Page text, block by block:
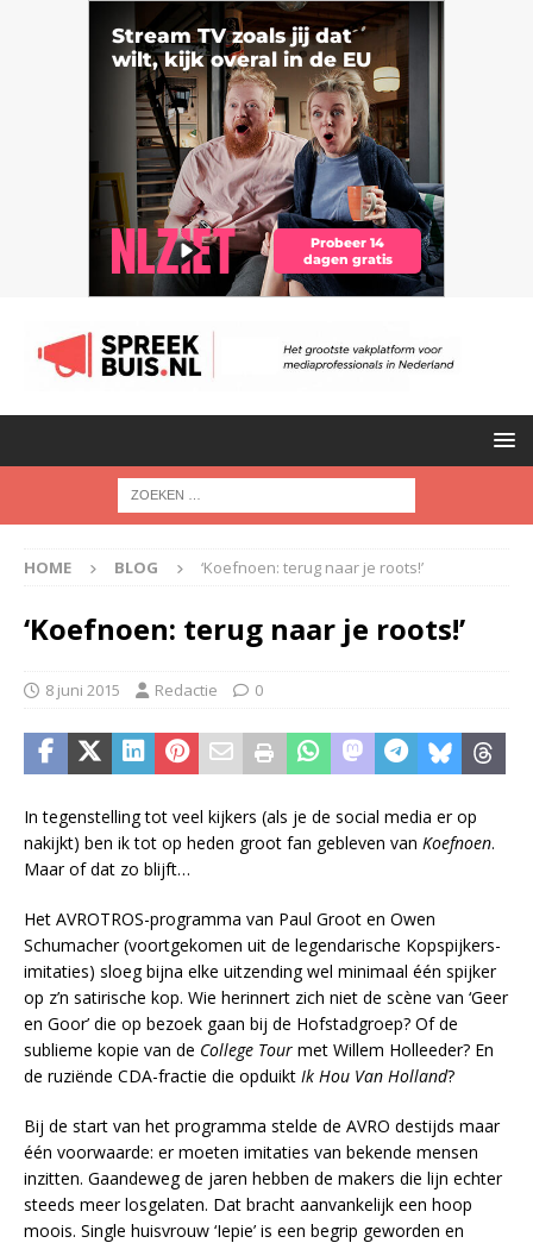
HOME BLOG ‘Koefnoen: terug naar je roots!’
‘Koefnoen: terug naar je roots!’
8 juni 2015 Redactie 0
In tegenstelling tot veel kijkers (als je de social media er op
nakijkt) ben ik tot op heden groot fan gebleven van Koefnoen.
Maar of dat zo blijft…
Het AVROTROS-programma van Paul Groot en Owen
Schumacher (voortgekomen uit de legendarische Kopspijkers-
imitaties) sloeg bijna elke uitzending wel minimaal één spijker
op z’n satirische kop. Wie herinnert zich niet de scène van ‘Geer
en Goor’ die op bezoek gaan bij de Hofstadgroep? Of de
sublieme kopie van de College Tour met Willem Holleeder? En
de ruziënde CDA-fractie die opduikt Ik Hou Van Holland?
Bij de start van het programma stelde de AVRO destijds maar
één voorwaarde: er moeten imitaties van bekende mensen
inzitten. Gaandeweg de jaren hebben de makers die lijn echter
steeds meer losgelaten. Dat bracht aanvankelijk een hoop
moois. Single huisvrouw ‘Iepie’ is een begrip geworden en